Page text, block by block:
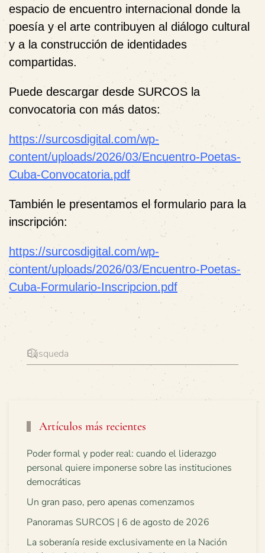
espacio de encuentro internacional donde la
poesía y el arte contribuyen al diálogo cultural
y a la construcción de identidades
compartidas.
Puede descargar desde SURCOS la
convocatoria con más datos:
https://surcosdigital.com/wp-
content/uploads/2026/03/Encuentro-Poetas-
Cuba-Convocatoria.pdf
También le presentamos el formulario para la
inscripción:
https://surcosdigital.com/wp-
content/uploads/2026/03/Encuentro-Poetas-
Cuba-Formulario-Inscripcion.pdf
Artículos más recientes
Poder formal y poder real: cuando el liderazgo
personal quiere imponerse sobre las instituciones
democráticas
Un gran paso, pero apenas comenzamos
Panoramas SURCOS | 6 de agosto de 2026
La soberanía reside exclusivamente en la Nación